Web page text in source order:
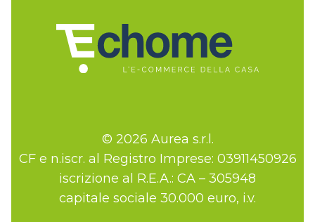
© 2026 Aurea s.r.l.
CF e n.iscr. al Registro Imprese: 03911450926
iscrizione al R.E.A.: CA – 305948
capitale sociale 30.000 euro, i.v.